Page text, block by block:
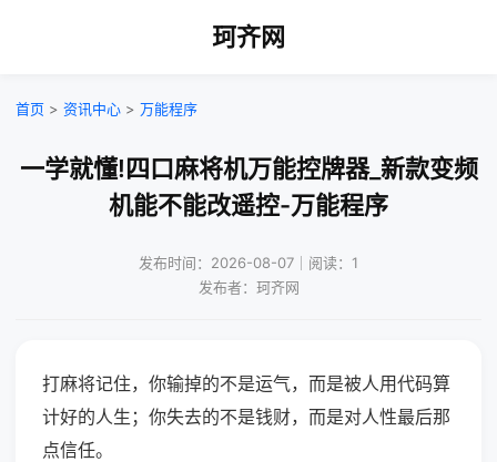
珂齐网
首页 > 资讯中心 > 万能程序
一学就懂!四口麻将机万能控牌器_新款变频
机能不能改遥控-万能程序
发布时间：2026-08-07｜阅读：1
发布者：珂齐网
打麻将记住，你输掉的不是运气，而是被人用代码算
计好的人生；你失去的不是钱财，而是对人性最后那
点信任。